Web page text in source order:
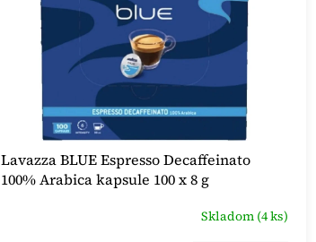
Lavazza BLUE Espresso Decaffeinato
100% Arabica kapsule 100 x 8 g
Skladom (4 ks)